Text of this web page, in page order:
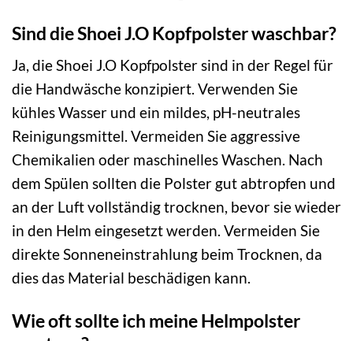
Sind die Shoei J.O Kopfpolster waschbar?
Ja, die Shoei J.O Kopfpolster sind in der Regel für
die Handwäsche konzipiert. Verwenden Sie
kühles Wasser und ein mildes, pH-neutrales
Reinigungsmittel. Vermeiden Sie aggressive
Chemikalien oder maschinelles Waschen. Nach
dem Spülen sollten die Polster gut abtropfen und
an der Luft vollständig trocknen, bevor sie wieder
in den Helm eingesetzt werden. Vermeiden Sie
direkte Sonneneinstrahlung beim Trocknen, da
dies das Material beschädigen kann.
Wie oft sollte ich meine Helm­polster